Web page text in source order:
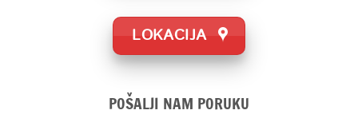
LOKACIJA
POŠALJI NAM PORUKU